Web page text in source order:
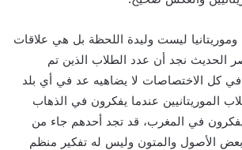
وموريتانيا ليست وليدة اللحظة بل هي علاقات
الحديث نجد أن عدد الطلاب الذين تم
كل الاختصاصات لا يضاهيه عد في أي بلد
الموريتانيين عندما يفكرون في الذهاب
في المغرب، قد تجد أحدهم جاء من
وبعض الأصول والمتون وليس له تفكير منظم